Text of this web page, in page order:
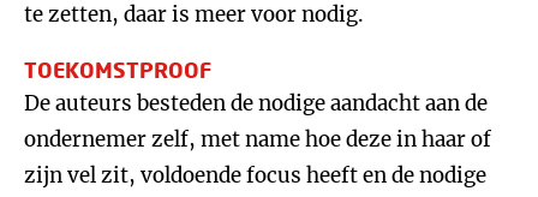
te zetten, daar is meer voor nodig.
TOEKOMSTPROOF
De auteurs besteden de nodige aandacht aan de
ondernemer zelf, met name hoe deze in haar of
zijn vel zit, voldoende focus heeft en de nodige